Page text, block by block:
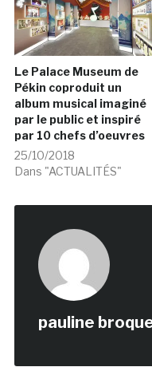
Le Palace Museum de
Pékin coproduit un
album musical imaginé
par le public et inspiré
par 10 chefs d’oeuvres
25/10/2018
Dans "ACTUALITÉS"
pauline